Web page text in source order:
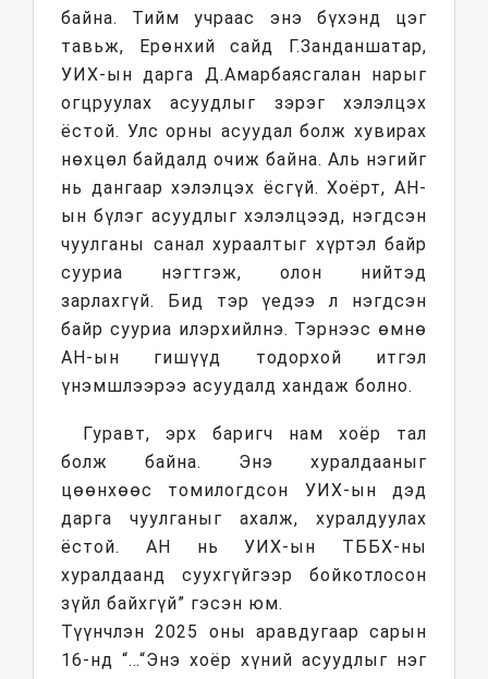
байна. Тийм учраас энэ бүхэнд цэг
тавьж, Ерөнхий сайд Г.Занданшатар,
УИХ-ын дарга Д.Амарбаясгалан нарыг
огцруулах асуудлыг зэрэг хэлэлцэх
ёстой. Улс орны асуудал болж хувирах
нөхцөл байдалд очиж байна. Аль нэгийг
нь дангаар хэлэлцэх ёсгүй. Хоёрт, АН-
ын бүлэг асуудлыг хэлэлцээд, нэгдсэн
чуулганы санал хураалтыг хүртэл байр
сууриа нэгтгэж, олон нийтэд
зарлахгүй. Бид тэр үедээ л нэгдсэн
байр сууриа илэрхийлнэ. Тэрнээс өмнө
АН-ын гишүүд тодорхой итгэл
үнэмшлээрээ асуудалд хандаж болно.
Гуравт, эрх баригч нам хоёр тал
болж байна. Энэ хуралдааныг
цөөнхөөс томилогдсон УИХ-ын дэд
дарга чуулганыг ахалж, хуралдуулах
ёстой. АН нь УИХ-ын ТББХ-ны
хуралдаанд суухгүйгээр бойкотлосон
зүйл байхгүй” гэсэн юм.
Түүнчлэн 2025 оны аравдугаар сарын
16-нд “…“Энэ хоёр хүний асуудлыг нэг